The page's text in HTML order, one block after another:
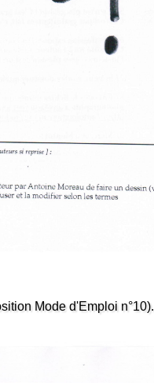
Mode d'Emploi n°10).